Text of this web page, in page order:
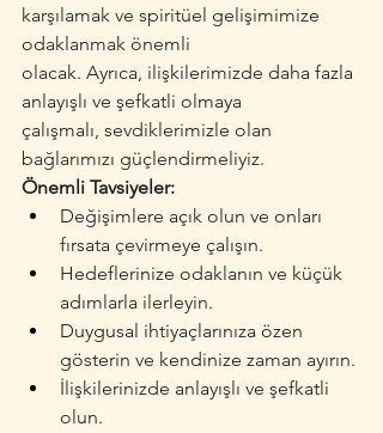
karşılamak ve spiritüel gelişimimize
odaklanmak önemli
olacak. Ayrıca, ilişkilerimizde daha fazla
anlayışlı ve şefkatli olmaya
çalışmalı, sevdiklerimizle olan
bağlarımızı güçlendirmeliyiz.
Önemli Tavsiyeler:
Değişimlere açık olun ve onları
fırsata çevirmeye çalışın.
Hedeflerinize odaklanın ve küçük
adımlarla ilerleyin.
Duygusal ihtiyaçlarınıza özen
gösterin ve kendinize zaman ayırın.
İlişkilerinizde anlayışlı ve şefkatli
olun.